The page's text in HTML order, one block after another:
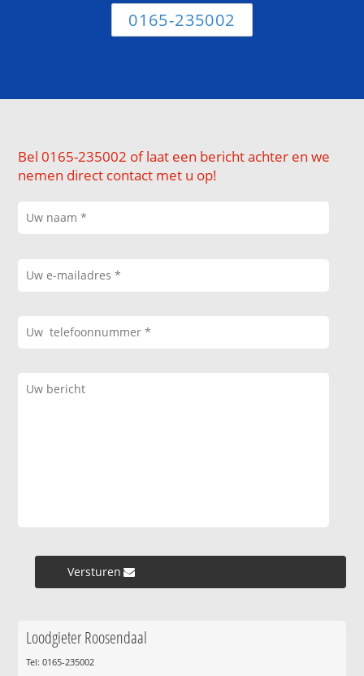
0165-235002
Bel 0165-235002 of laat een bericht achter en we
nemen direct contact met u op!
Versturen »
Loodgieter Roosendaal
Tel: 0165-235002